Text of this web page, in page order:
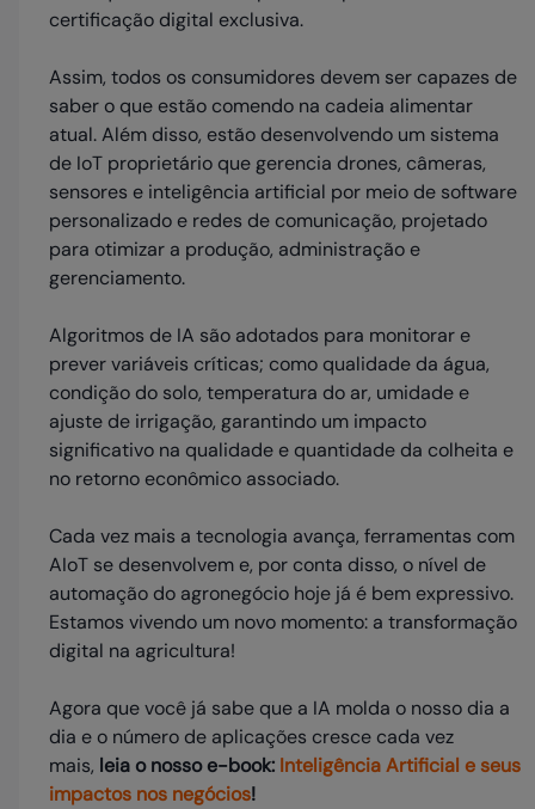
certificação digital exclusiva.
Assim, todos os consumidores devem ser capazes de
saber o que estão comendo na cadeia alimentar
atual. Além disso, estão desenvolvendo um sistema
de IoT proprietário que gerencia drones, câmeras,
sensores e inteligência artificial por meio de software
personalizado e redes de comunicação, projetado
para otimizar a produção, administração e
gerenciamento.
Algoritmos de IA são adotados para monitorar e
prever variáveis ​​críticas; como qualidade da água,
condição do solo, temperatura do ar, umidade e
ajuste de irrigação, garantindo um impacto
significativo na qualidade e quantidade da colheita e
no retorno econômico associado.
Cada vez mais a tecnologia avança, ferramentas com
AIoT se desenvolvem e, por conta disso, o nível de
automação do agronegócio hoje já é bem expressivo.
Estamos vivendo um novo momento: a transformação
digital na agricultura!
Agora que você já sabe que a IA molda o nosso dia a
dia e o número de aplicações cresce cada vez
mais, leia o nosso e-book: Inteligência Artificial e seus
impactos nos negócios!